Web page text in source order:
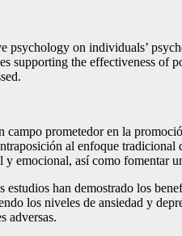
psychology on individuals’
supporting the effectiveness of
prometedor en la
al enfoque
emocional, así como fomentar
estudios han demostrado los
los niveles de ansiedad y
adversas.